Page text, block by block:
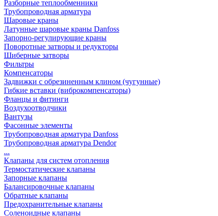
Разборные теплообменники
Трубопроводная арматура
Шаровые краны
Латунные шаровые краны Danfoss
Запорно-регулирующие краны
Поворотные затворы и редукторы
Шиберные затворы
Фильтры
Компенсаторы
Задвижки с обрезиненным клином (чугунные)
Гибкие вставки (виброкомпенсаторы)
Фланцы и фитинги
Воздухоотводчики
Вантузы
Фасонные элементы
Трубопроводная арматура Danfoss
Трубопроводная арматура Dendor
...
Клапаны для систем отопления
Термостатические клапаны
Запорные клапаны
Балансировочные клапаны
Обратные клапаны
Предохранительные клапаны
Соленоидные клапаны